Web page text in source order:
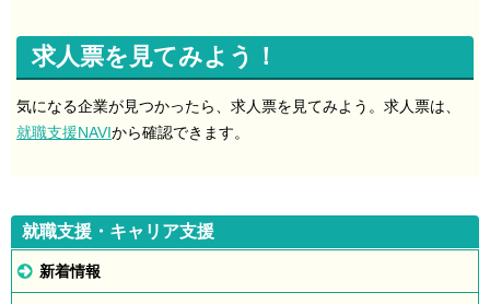
求人票を見てみよう！
気になる企業が見つかったら、求人票を見てみよう。求人票は、
就職支援NAVIから確認できます。
就職支援・キャリア支援
新着情報